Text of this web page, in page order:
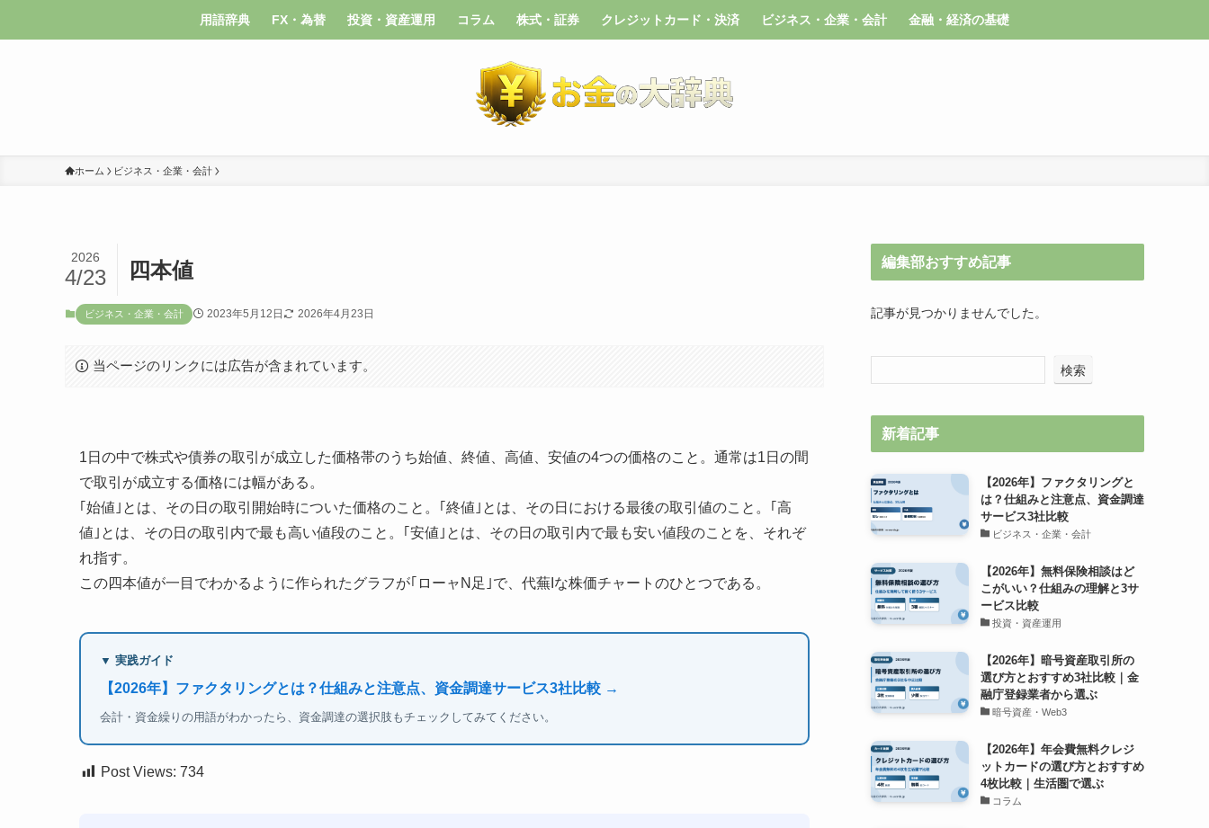
用語辞典 FX・為替 投資・資産運用 コラム 株式・証券 クレジットカード・決済 ビジネス・企業・会計 金融・経済の基礎
ホーム ビジネス・企業・会計
四本値
2026
4/23
ビジネス・企業・会計 2023年5月12日 2026年4月23日
当ページのリンクには広告が含まれています。
1日の中で株式や債券の取引が成立した価格帯のうち始値、終値、高値、安値の4つの価格のこと。通常は1日の間
で取引が成立する価格には幅がある。
｢始値｣とは、その日の取引開始時についた価格のこと。｢終値｣とは、その日における最後の取引値のこと。｢高
値｣とは、その日の取引内で最も高い値段のこと。｢安値｣とは、その日の取引内で最も安い値段のことを、それぞ
れ指す。
この四本値が一目でわかるように作られたグラフが｢ローャN足｣で、代蕪Iな株価チャートのひとつである。
▼ 実践ガイド
【2026年】ファクタリングとは？仕組みと注意点、資金調達サービス3社比較 →
会計・資金繰りの用語がわかったら、資金調達の選択肢もチェックしてみてください。
Post Views: 734
編集部おすすめ記事
記事が見つかりませんでした。
検索
新着記事
【2026年】ファクタリングと
は？仕組みと注意点、資金調達
サービス3社比較
ビジネス・企業・会計
【2026年】無料保険相談はど
こがいい？仕組みの理解と3サ
ービス比較
投資・資産運用
【2026年】暗号資産取引所の
選び方とおすすめ3社比較｜金
融庁登録業者から選ぶ
暗号資産・Web3
【2026年】年会費無料クレジ
ットカードの選び方とおすすめ
4枚比較｜生活圏で選ぶ
コラム